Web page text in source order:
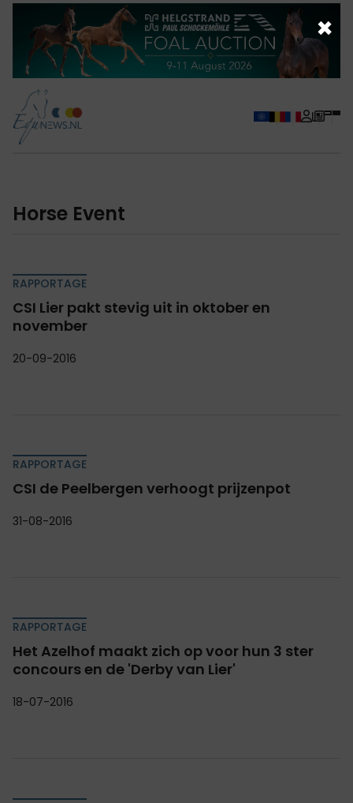
Horse Event
RAPPORTAGE
CSI Lier pakt stevig uit in oktober en
november
20-09-2016
RAPPORTAGE
CSI de Peelbergen verhoogt prijzenpot
31-08-2016
RAPPORTAGE
Het Azelhof maakt zich op voor hun 3 ster
concours en de 'Derby van Lier'
18-07-2016
×